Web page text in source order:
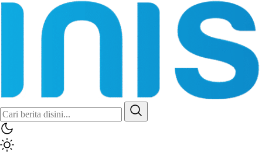
Inisiatif.co
Stay Connected Stay Informed